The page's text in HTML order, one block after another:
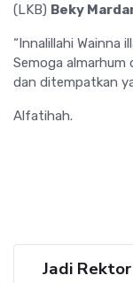
(LKB) Beky
“Innalillahi Wainna
Semoga almarhum
dan ditempatkan
Alfatihah.
Jadi